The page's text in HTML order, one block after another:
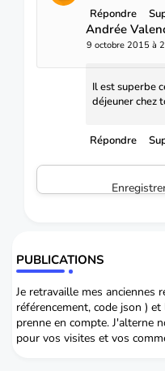
Répondre
Andrée
9 octobre 2015 à
Il est superbe
déjeuner chez
Répondre
PUBLICATIONS
Je retravaille mes anciennes
référencement, code json )
prenne en compte. J'alterne
pour vos visites et vos